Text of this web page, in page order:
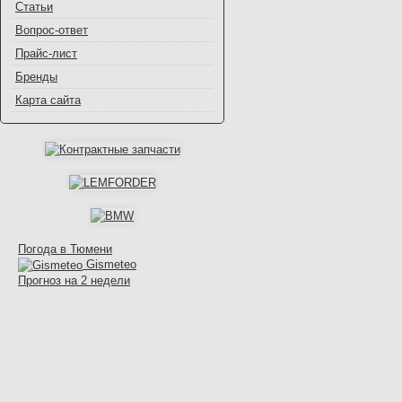
Статьи
Вопрос-ответ
Прайс-лист
Бренды
Карта сайта
Погода в Тюмени
Gismeteo
Прогноз на 2 недели